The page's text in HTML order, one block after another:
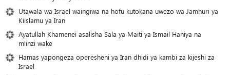
Utawala wa Israel waingiwa na hofu kutokana uwezo wa Jamhuri ya
Kiislamu ya Iran
Ayatullah Khamenei asalisha Sala ya Maiti ya Ismail Haniya na
mlinzi wake
Hamas yapongeza operesheni ya Iran dhidi ya kambi za kijeshi za
Israel